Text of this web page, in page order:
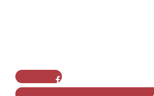
Facebook
Privatsphäre-Einstellungen ändern